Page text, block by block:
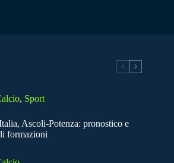
, Sport
Ascoli-Potenza: pronostico e
formazioni